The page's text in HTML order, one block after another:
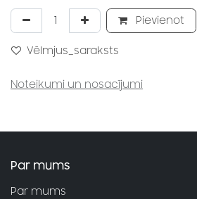
Pievienot
Vēlmjus_saraksts
Noteikumi un nosacījumi
Par mums
Par mums